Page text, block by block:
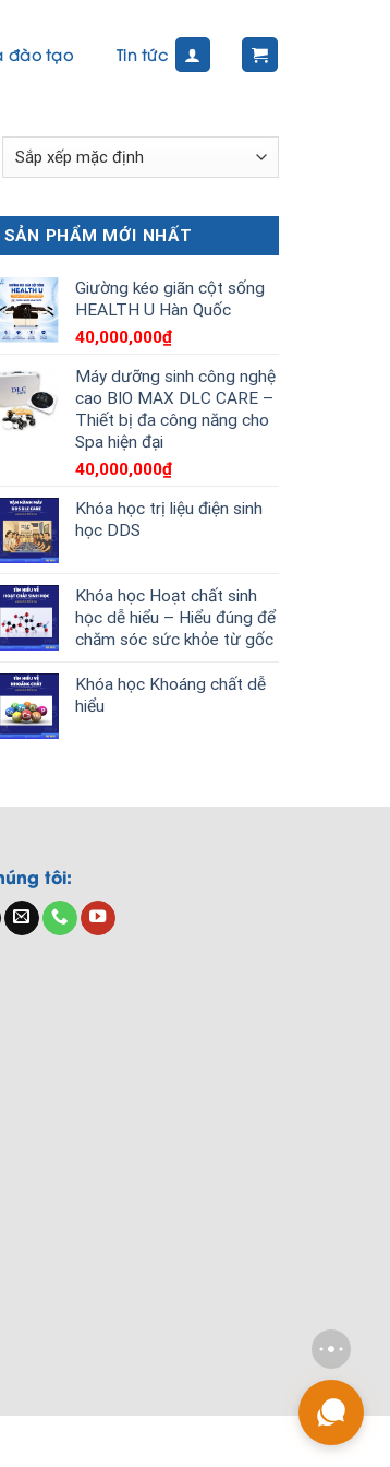
đào tạo Tin tức
SẢN PHẨM MỚI NHẤT
Giường kéo giãn cột sống
HEALTH U Hàn Quốc
40,000,000₫
Máy dưỡng sinh công nghệ
cao BIO MAX DLC CARE –
Thiết bị đa công năng cho
Spa hiện đại
40,000,000₫
Khóa học trị liệu điện sinh
học DDS
Khóa học Hoạt chất sinh
học dễ hiểu – Hiểu đúng để
chăm sóc sức khỏe từ gốc
Khóa học Khoáng chất dễ
hiểu
tôi: